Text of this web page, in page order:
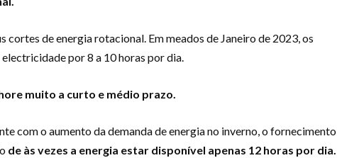
cortes de energia rotacional. Em meados de Janeiro de 2023, os
por 8 a 10 horas por dia.
muito a curto e médio prazo.
com o aumento da demanda de energia no inverno, o fornecimento
de às vezes a energia estar disponível apenas 12 horas por dia.